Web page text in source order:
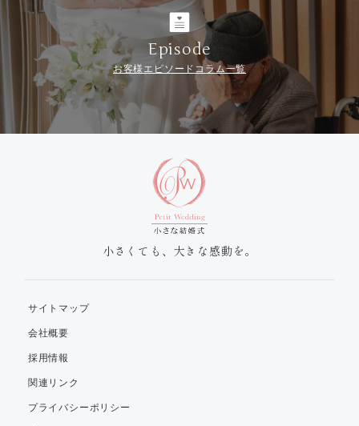
Episode
お客様エピソードコラム一覧
小さくても、大きな感動を。
サイトマップ
会社概要
採用情報
関連リンク
プライバシーポリシー